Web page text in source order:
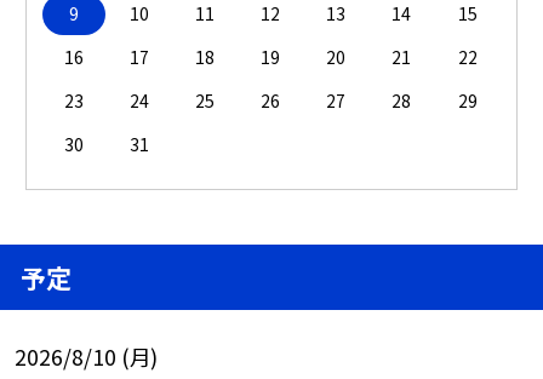
9
10 11 12 13 14
15
16
17 18 19 20 21
22
23
24 25 26 27 28
29
30
31
予定
2026/8/10 (月)